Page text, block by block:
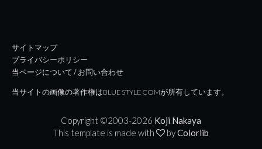
サイトマップ
プライバシーポリシー
当ページについて / お問い合わせ
当サイトの画像の著作権はBLUE STYLE COMが所有しています。
Copyright ©2003-2026 Koji Nakaya
This template is made with
byColorlib